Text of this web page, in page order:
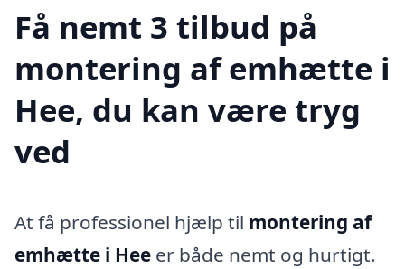
Få nemt 3 tilbud på
montering af emhætte i
Hee, du kan være tryg
ved
At få professionel hjælp til montering af
emhætte i Hee er både nemt og hurtigt.